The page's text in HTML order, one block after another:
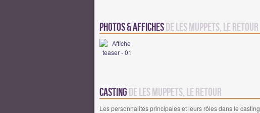
Photos & Affichesde Les Muppets, le retour
Casting de Les Muppets, le retour
Les personnalités principales et leurs rôles dans le casting